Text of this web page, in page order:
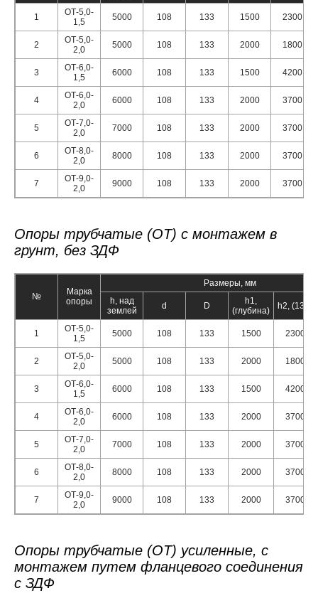
1
ОТ-5,0-
1,5
5000 108 133 1500 2300
2
ОТ-5,0-
2,0
5000 108 133 2000 1800
3
ОТ-6,0-
1,5
6000 108 133 1500 4200
4
ОТ-6,0-
2,0
6000 108 133 2000 3700
5
ОТ-7,0-
2,0
7000 108 133 2000 3700
6
ОТ-8,0-
2,0
8000 108 133 2000 3700
7
ОТ-9,0-
2,0
9000 108 133 2000 3700
Опоры трубчатые (ОТ) с монтажем в
грунт, без ЗДФ
№
Марка
опоры
Размеры, мм
h, над
землей
d D
h1,
(глубина)
h2, (133)
1
ОТ-5,0-
1,5
5000 108 133 1500 2300
2
ОТ-5,0-
2,0
5000 108 133 2000 1800
3
ОТ-6,0-
1,5
6000 108 133 1500 4200
4
ОТ-6,0-
2,0
6000 108 133 2000 3700
5
ОТ-7,0-
2,0
7000 108 133 2000 3700
6
ОТ-8,0-
2,0
8000 108 133 2000 3700
7
ОТ-9,0-
2,0
9000 108 133 2000 3700
Опоры трубчатые (ОТ) усиленные, с
монтажем путем фланцевого соединения
с ЗДФ